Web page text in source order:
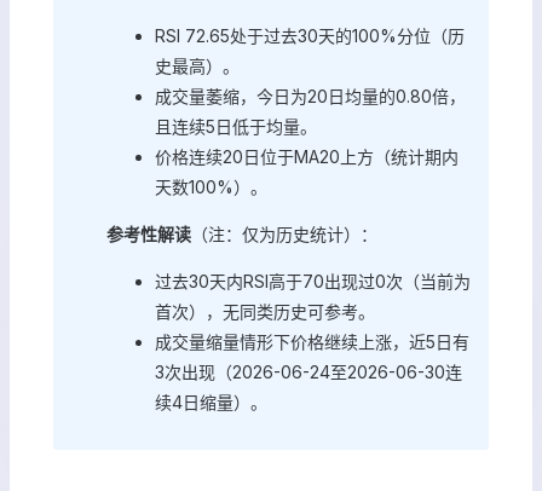
RSI 72.65处于过去30天的100%分位（历
史最高）。
成交量萎缩，今日为20日均量的0.80倍，
且连续5日低于均量。
价格连续20日位于MA20上方（统计期内
天数100%）。
参考性解读 （注：仅为历史统计）：
过去30天内RSI高于70出现过0次（当前为
首次），无同类历史可参考。
成交量缩量情形下价格继续上涨，近5日有
3次出现（2026-06-24至2026-06-30连
续4日缩量）。